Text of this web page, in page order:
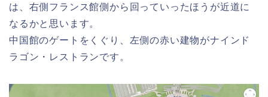
は、右側フランス館側から回っていったほうが近道に
なるかと思います。
中国館のゲートをくぐり、左側の赤い建物がナインド
ラゴン・レストランです。